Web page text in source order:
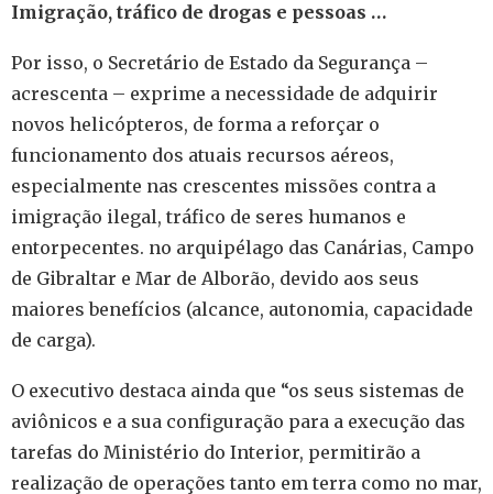
Imigração, tráfico de drogas e pessoas …
Por isso, o Secretário de Estado da Segurança –
acrescenta – exprime a necessidade de adquirir
novos helicópteros, de forma a reforçar o
funcionamento dos atuais recursos aéreos,
especialmente nas crescentes missões contra a
imigração ilegal, tráfico de seres humanos e
entorpecentes. no arquipélago das Canárias, Campo
de Gibraltar e Mar de Alborão, devido aos seus
maiores benefícios (alcance, autonomia, capacidade
de carga).
O executivo destaca ainda que “os seus sistemas de
aviônicos e a sua configuração para a execução das
tarefas do Ministério do Interior, permitirão a
realização de operações tanto em terra como no mar,